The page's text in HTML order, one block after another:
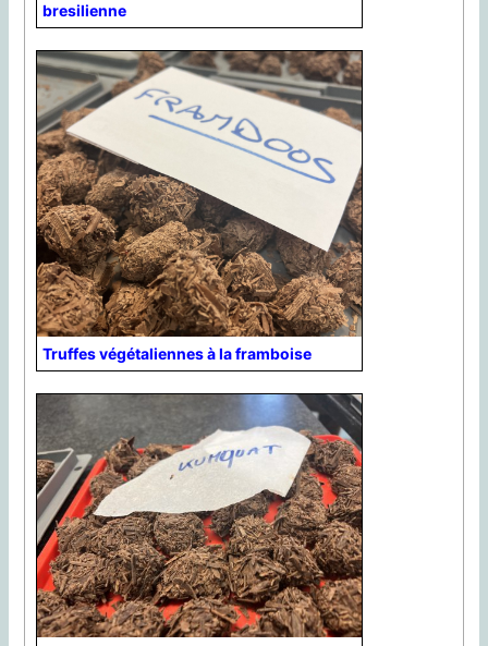
bresilienne
Truffes végétaliennes à la framboise